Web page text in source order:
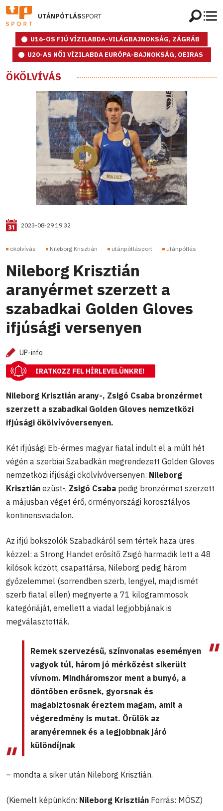
UTÁNPÓTLÁSSPORT
U16-OS FIÚ VÍZILABDA-VILÁGBAJNOKSÁG, ZÁGRÁB
U20-AS NŐI VÍZILABDA EURÓPA-BAJNOKSÁG, OEIRAS
ÖKÖLVÍVÁS
2023-08-29 19:32
ökölvívás Nileborg Krisztián utánpótlásport utánpótlás
Nileborg Krisztián
aranyérmet szerzett a
szabadkai Golden Gloves
ifjúsági versenyen
UP-info
IRATKOZZ FEL HÍRLEVELÜNKRE!
Nileborg Krisztián arany-, Zsigó Csaba bronzérmet
szerzett a szabadkai Golden Gloves nemzetközi
ifjúsági ökölvívóversenyen.
Két ifjúsági Eb-érmes magyar fiatal indult el a múlt hét
végén a szerbiai Szabadkán megrendezett Golden Gloves
nemzetközi ifjúsági ökölvívóversenyen: Nileborg
Krisztián ezüst-, Zsigó Csaba pedig bronzérmet szerzett
a májusban véget érő, örményországi korosztályos
kontinensviadalon.
Az ifjú bokszolók Szabadkáról sem tértek haza üres
kézzel: a Strong Handet erősítő Zsigó harmadik lett a 48
kilósok között, csapattársa, Nileborg pedig három
győzelemmel (sorrendben szerb, lengyel, majd ismét
szerb fiatal ellen) megnyerte a 71 kilogrammosok
kategóriáját, emellett a viadal legjobbjának is
megválasztották.
Remek szervezésű, színvonalas eseményen
vagyok túl, három jó mérkőzést sikerült
vívnom. Mindháromszor ment a bunyó, a
döntőben erősnek, gyorsnak és
magabiztosnak éreztem magam, amit a
végeredmény is mutat. Örülök az
aranyéremnek és a legjobbnak járó
különdíjnak
– mondta a siker után Nileborg Krisztián.
(Kiemelt képünkön: Nileborg Krisztián Forrás: MÖSZ)